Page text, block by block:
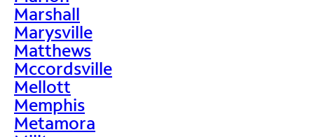
Marshall
Marysville
Matthews
Mccordsville
Mellott
Memphis
Metamora